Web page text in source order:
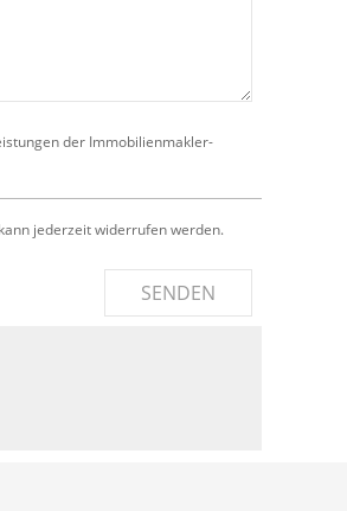
der Immobilienmakler-
jederzeit widerrufen werden.
SENDEN